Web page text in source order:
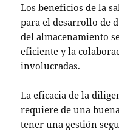
Losbeneficios de la
para el desarrollo de
del almacenamiento
eficiente y la
involucradas.
Laeficacia de la
requiere de una
tener una gestión